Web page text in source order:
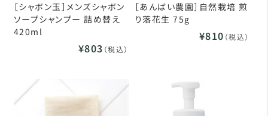
［シャボン玉］メンズシャボン
ソープシャンプー 詰め替え
420ml
¥803 （税込）
［あんばい農園］自然栽培 煎
り落花生 75g
¥810 （税込）